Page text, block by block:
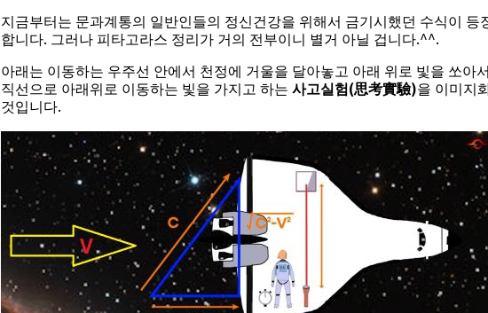
지금부터는 문과계통의 일반인들의 정신건강을 위해서 금기시했던 수식이 등
합니다. 그러나 피타고라스 정리가 거의 전부이니 별거 아닐 겁니다.^^.
아래는 이동하는 우주선 안에서 천정에 거울을 달아놓고 아래 위로 빛을 쏘아서
직선으로 아래위로 이동하는 빛을 가지고 하는 사고실험 (思考實驗)을 이미지
것입니다.